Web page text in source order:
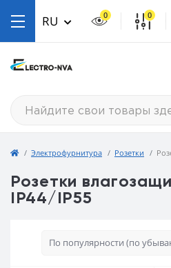
RU 0 0
Электрофурнитура Розетки
Розетки
IP44/IP55